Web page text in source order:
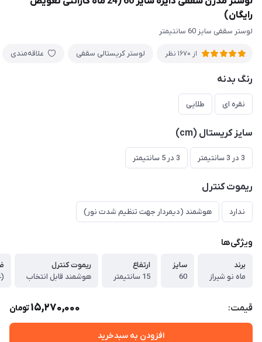
رایگان)
لوستر سقفی سایز 60 سانتیمتر
از 1670 نظر لوستر کریستالی سقفی علاقه‌مندی
رنگ بدنه
نقره ای طلایی
سایز کریستال (cm)
3 در 3 سانتیمتر 3 در 5 سانتیمتر
ریموت کنترل
ندارد هوشمند (دیمردار جهت تنظیم شدت نور)
ویژگی‌ها
برند
ماه نو شیراز
سایز
60
ارتفاع
15 سانتیمتر
ریموت کنترل
هوشمند قابل انتخاب
(24 ماه گارانتی تعویض رایگان)
قیمت: 15,270,000تومان
افزودن به سبدخرید